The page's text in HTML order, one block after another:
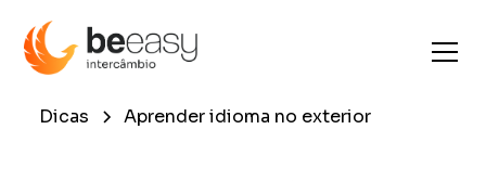
Dicas Aprender idioma no exterior